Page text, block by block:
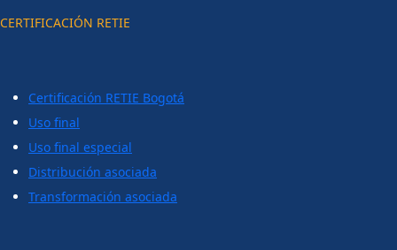
CERTIFICACIÓN RETIE
Certificación RETIE Bogotá
Uso final
Uso final especial
Distribución asociada
Transformación asociada